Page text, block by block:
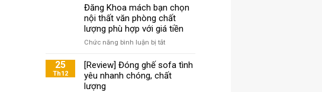
Khoa
mách
bạn
tiêu
chí
ghế
xoay
Đăng Khoa mách bạn chọn
nội thất văn phòng chất
lượng phù hợp với giá tiền
Chức năng bình luận bị tắtở
Khoa
mách
bạn
25
Th12
[Review] Đóng ghế sofa tình
yêu nhanh chóng, chất
lượng